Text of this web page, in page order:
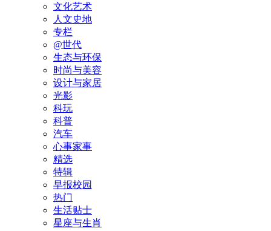
文化艺术
人文史地
专栏
@世代
生态与环保
时尚与美容
设计与家居
光影
科玩
科普
汽车
心事家事
精选
特辑
早报校园
热门
生活贴士
星座与生肖